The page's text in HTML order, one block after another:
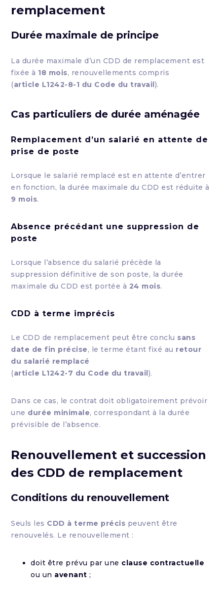
remplacement
Durée maximale de principe
La durée maximale d’un CDD de remplacement est
fixée à 18 mois, renouvellements compris
(article L1242-8-1 du Code du travail).
Cas particuliers de durée aménagée
Remplacement d’un salarié en attente de
prise de poste
Lorsque le salarié remplacé est en attente d’entrer
en fonction, la durée maximale du CDD est réduite à
9 mois.
Absence précédant une suppression de
poste
Lorsque l’absence du salarié précède la
suppression définitive de son poste, la durée
maximale du CDD est portée à 24 mois.
CDD à terme imprécis
Le CDD de remplacement peut être conclu sans
date de fin précise, le terme étant fixé au retour
du salarié remplacé
(article L1242-7 du Code du travail).
Dans ce cas, le contrat doit obligatoirement prévoir
une durée minimale, correspondant à la durée
prévisible de l’absence.
Renouvellement et succession
des CDD de remplacement
Conditions du renouvellement
Seuls les CDD à terme précis peuvent être
renouvelés. Le renouvellement :
doit être prévu par une clause contractuelle
ou un avenant ;